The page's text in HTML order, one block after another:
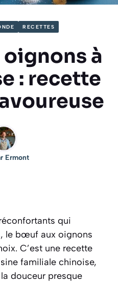
RECETTES
à
: recette
Ermont
qui
le bœuf aux oignons
C’est une recette
familiale chinoise,
douceur presque